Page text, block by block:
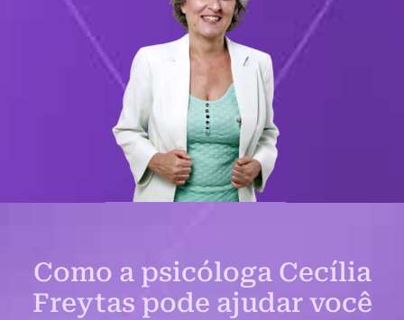
Como a psicóloga Cecília
Freytas pode ajudar você